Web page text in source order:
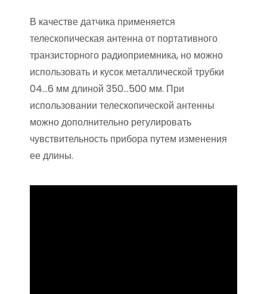
В качестве датчика применяется
телескопическая антенна от портативного
транзисторного радиоприемника, но можно
использовать и кусок металлической трубки
04…6 мм длиной 350…500 мм. При
использовании телескопической антенны
можно дополнительно регулировать
чувствительность прибора путем изменения
ее длины.